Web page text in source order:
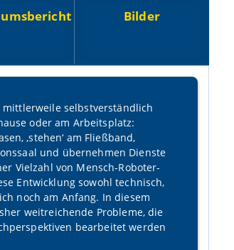
Bilder
mittlerweile selbstverständlich
oder am Arbeitsplatz:
‚stehen‘ am Fließband,
und übernehmen Dienste
Vielzahl von Mensch-Roboter-
Entwicklung sowohl technisch,
noch am Anfang. In diesem
weitreichende Probleme, die
bearbeitet werden